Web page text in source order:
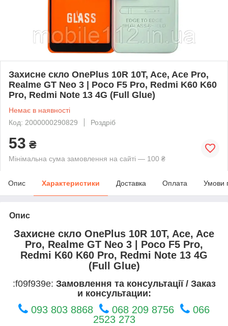
Захисне скло OnePlus 10R 10T, Ace, Ace Pro,
Realme GT Neo 3 | Poco F5 Pro, Redmi K60 K60
Pro, Redmi Note 13 4G (Full Glue)
Немає в наявності
Код: 2000000290829
Роздріб
53 ₴
Мінімальна сума замовлення на сайті — 100 ₴
Опис Характеристики Доставка Оплата Умови
Опис
Захисне скло OnePlus 10R 10T, Ace, Ace
Pro, Realme GT Neo 3 | Poco F5 Pro,
Redmi K60 K60 Pro, Redmi Note 13 4G
(Full Glue)
:f09f939e: Замовлення та консультації / Заказ
и консультации:
093 803 8868 068 209 8756
066
2523 273